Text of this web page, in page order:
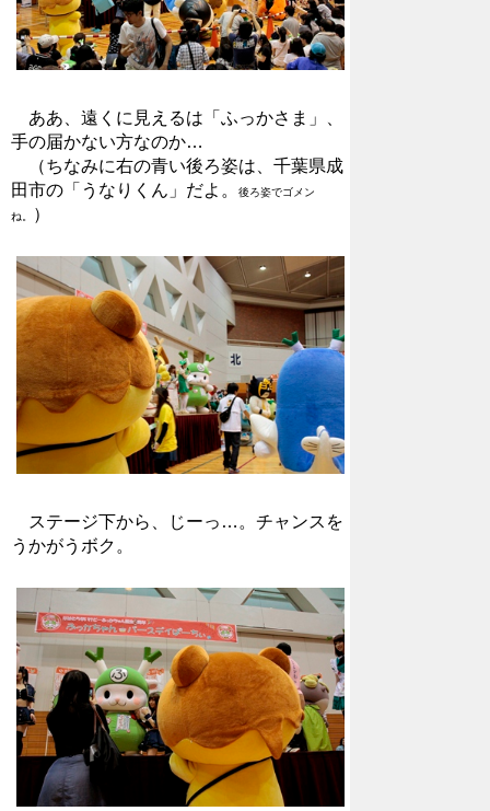
ああ、遠くに見えるは「ふっかさま」、
手の届かない方なのか…
（ちなみに右の青い後ろ姿は、千葉県成
田市の「うなりくん」だよ。
後ろ姿でゴメン
ね。
）
ステージ下から、じーっ…。チャンスを
うかがうボク。